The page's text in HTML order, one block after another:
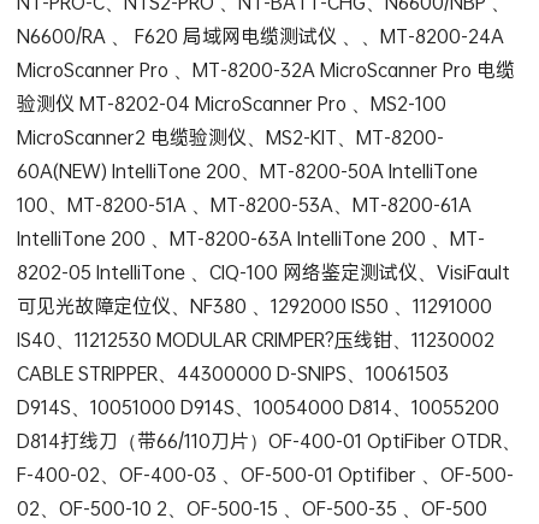
N6600/RA 、 F620 局域网电缆测试仪 、、MT-8200-24A
MicroScanner Pro 、MT-8200-32A MicroScanner Pro 电缆
验测仪 MT-8202-04 MicroScanner Pro 、MS2-100
MicroScanner2 电缆验测仪、MS2-KIT、MT-8200-
60A(NEW) IntelliTone 200、MT-8200-50A IntelliTone
100、MT-8200-51A 、MT-8200-53A、MT-8200-61A
IntelliTone 200 、MT-8200-63A IntelliTone 200 、MT-
8202-05 IntelliTone 、CIQ-100 网络鉴定测试仪、VisiFault
可见光故障定位仪、NF380 、1292000 IS50 、11291000
IS40、11212530 MODULAR CRIMPER?压线钳、11230002
CABLE STRIPPER、44300000 D-SNIPS、10061503
D914S、10051000 D914S、10054000 D814、10055200
D814打线刀（带66/110刀片）OF-400-01 OptiFiber OTDR、
F-400-02、OF-400-03 、OF-500-01 Optifiber 、OF-500-
02、OF-500-10 2、OF-500-15 、OF-500-35 、OF-500